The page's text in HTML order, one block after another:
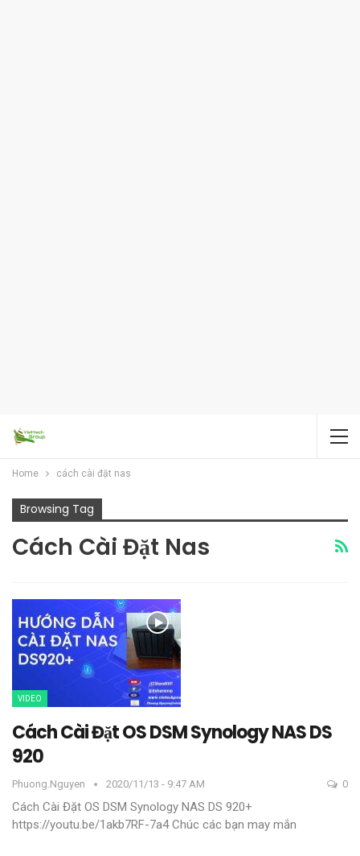
Home cách cài đặt nas
Browsing Tag
Cách Cài Đặt Nas
VIDEO
Cách Cài Đặt OS DSM Synology NAS DS
920
Phuong.nguyen 2020/11/13 - 9:47 AM 0
Cách Cài Đặt OS DSM Synology NAS DS 920+
https://youtu.be/1akb7RF-7a4Chúc các bạn may mắn